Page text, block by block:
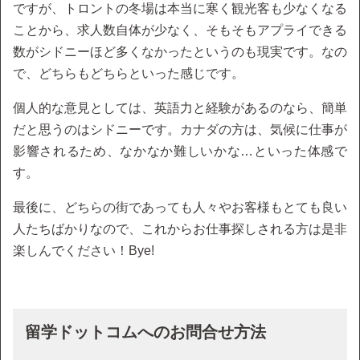
ですが、トロントの冬場は本当に寒く観光客も少なくなる
ことから、求人数自体が少なく、そもそもアプライできる
数がシドニーほど多くなかったというのも現実です。なの
で、どちらもどちらといった感じです。
個人的な意見としては、英語力と経験があるのなら、簡単
だと思うのはシドニーです。カナダの方は、気候に仕事が
影響されるため、なかなか難しいかな…といった体感で
す。
最後に、どちらの街であっても人々やお客様もとても良い
人たちばかりなので、これからお仕事探しされる方は是非
楽しんでください！Bye!
留学ドットコムへのお問合せ方法